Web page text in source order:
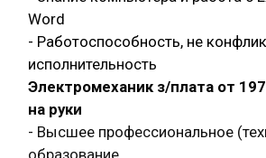
Word
- Работоспособность, не
исполнительность
Электромеханик з/плата от
на руки
- Высшее профессиональное